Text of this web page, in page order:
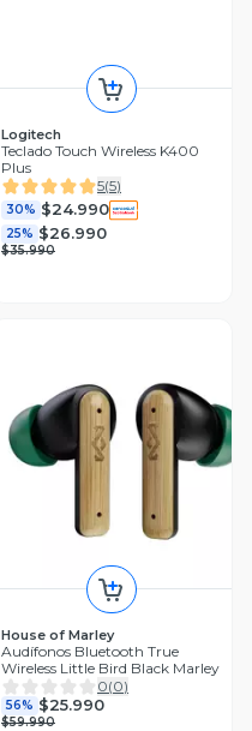
Logitech
Teclado Touch Wireless K400
Plus
5(5)
30% $24.990
25% $26.990
$35.990
House of Marley
Audífonos Bluetooth True
Wireless Little Bird Black Marley
0(0)
56% $25.990
$59.990